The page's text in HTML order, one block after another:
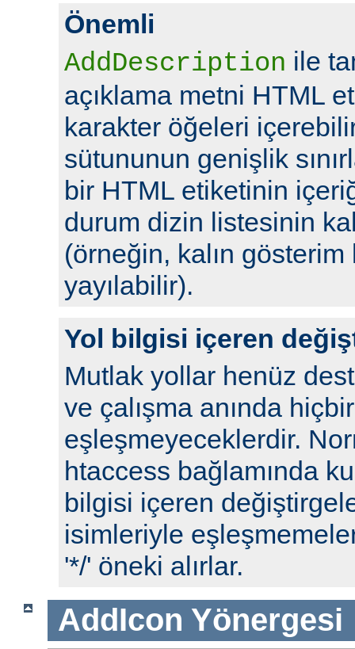
Önemli
AddDescription ile
açıklama metni HTML
karakter öğeleri
sütununun genişlik
bir HTML etiketinin
durum dizin listesinin
(örneğin, kalın
yayılabilir).
Yol bilgisi içeren
Mutlak yollar henüz
ve çalışma anında
eşleşmeyeceklerdir.
htaccess bağlamında
bilgisi içeren
isimleriyle
'*/' öneki alırlar.
AddIcon Yönergesi